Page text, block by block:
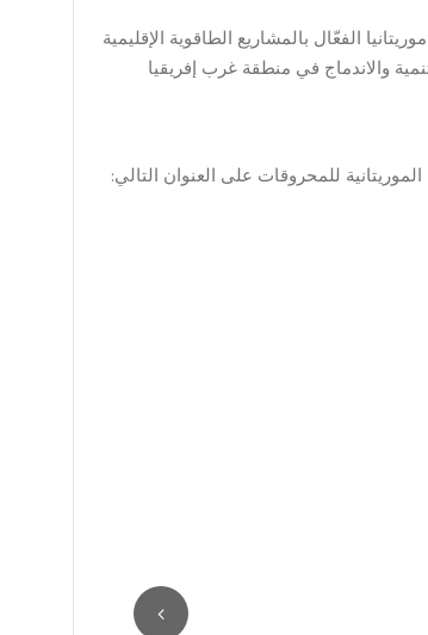
الفعّال بالمشاريع الطاقوية الإقليمية
والاندماج في منطقة غرب إفريقيا
للمحروقات على العنوان التالي: